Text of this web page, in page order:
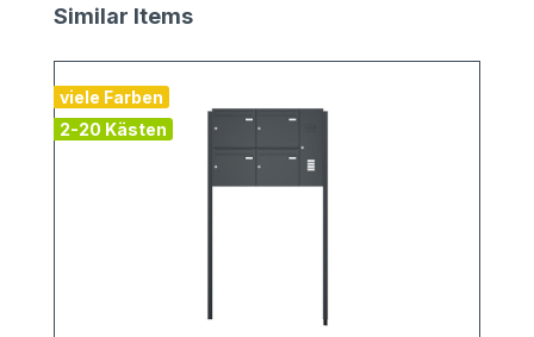
Produktgalerie überspringen
Similar Items
viele Farben
2-20 Kästen